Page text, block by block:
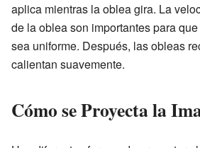
aplica mientras la oblea gira. La
de la oblea son importantes para
sea uniforme. Después, las obleas
calientan suavemente.
Cómo se Proyecta la